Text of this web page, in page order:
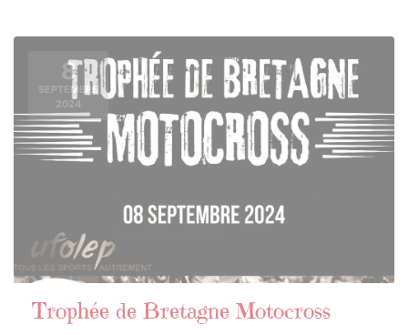
8
SEPTEMBRE
2024
Trophée de Bretagne Motocross